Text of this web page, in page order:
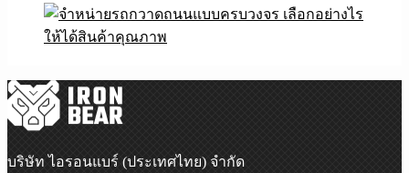
บริษัท ไอรอนแบร์ (ประเทศไทย) จำกัด